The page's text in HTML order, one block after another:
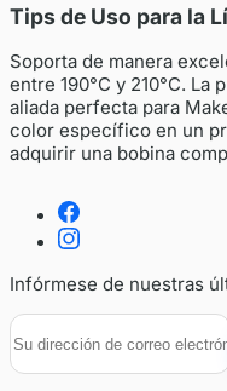
Tips de Uso para la
Soporta de manera
entre 190°C y 210°C.
aliada perfecta para
color específico en un
adquirir una bobina
Infórmese de nuestras